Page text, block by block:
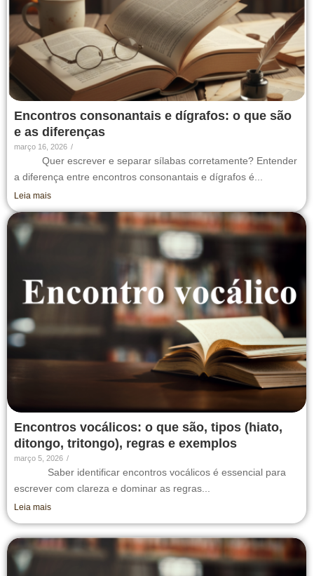
Encontros consonantais e dígrafos: o que são
e as diferenças
março 16, 2026 /
Quer escrever e separar sílabas corretamente? Entender
a diferença entre encontros consonantais e dígrafos é...
Leia mais
Encontros vocálicos: o que são, tipos (hiato,
ditongo, tritongo), regras e exemplos
março 5, 2026 /
Saber identificar encontros vocálicos é essencial para
escrever com clareza e dominar as regras...
Leia mais